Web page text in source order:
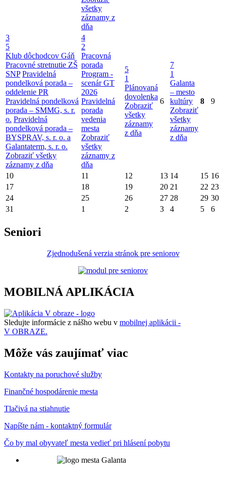
všetky
záznamy z
dňa
3
5
Klub dôchodcov Gáň
Pracovné stretnutie ZŠ
SNP Pravidelná
pondelková porada –
oddelenie PR
Pravidelná pondelková
porada – SMMG, s. r.
o. Pravidelná
pondelková porada –
BYSPRAV, s. r. o. a
Galantaterm, s. r. o.
Zobraziť všetky
záznamy z dňa
4
2
Pracovná
porada
Program -
scenár GT
2026
Pravidelná
porada
vedenia
mesta
Zobraziť
všetky
záznamy z
dňa
5
1
Plánovaná
dovolenka
Zobraziť
všetky
záznamy
z dňa
6
7
1
Galanta
– mesto
kultúry
Zobraziť
všetky
záznamy
z dňa
8 9
10 11 12 13 14 15 16
17
18 19 20 21 22 23
24
25 26 27 28 29 30
31
1 2 3 4 5 6
Seniori
Zjednodušená verzia stránok pre seniorov
MOBILNÁ APLIKÁCIA
Sledujte informácie z nášho webu v mobilnej aplikácii -
V OBRAZE.
Môže vás zaujímať viac
Kontakty na poruchové služby
Finančné hospodárenie mesta
Tlačivá na stiahnutie
Napíšte nám - kontaktný formulár
Čo by mal obyvateľ mesta vedieť pri hlásení pobytu